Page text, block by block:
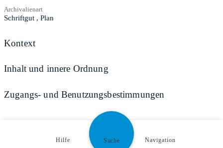
Archivalienart
Schriftgut , Plan
Kontext
Inhalt und innere Ordnung
Zugangs- und Benutzungsbestimmungen
Hilfe Suche Navigation